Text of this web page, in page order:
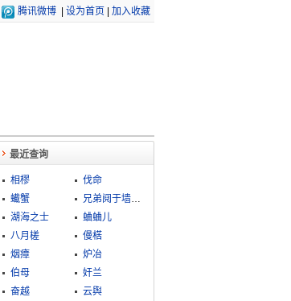
腾讯微博 设为首页 加入收藏
最近查询
相樛
伐命
蠘蟹
兄弟阋于墙，外御其侮
湖海之士
蛐蛐儿
八月槎
僈楛
烟瘴
炉冶
伯母
奸兰
奋越
云舆